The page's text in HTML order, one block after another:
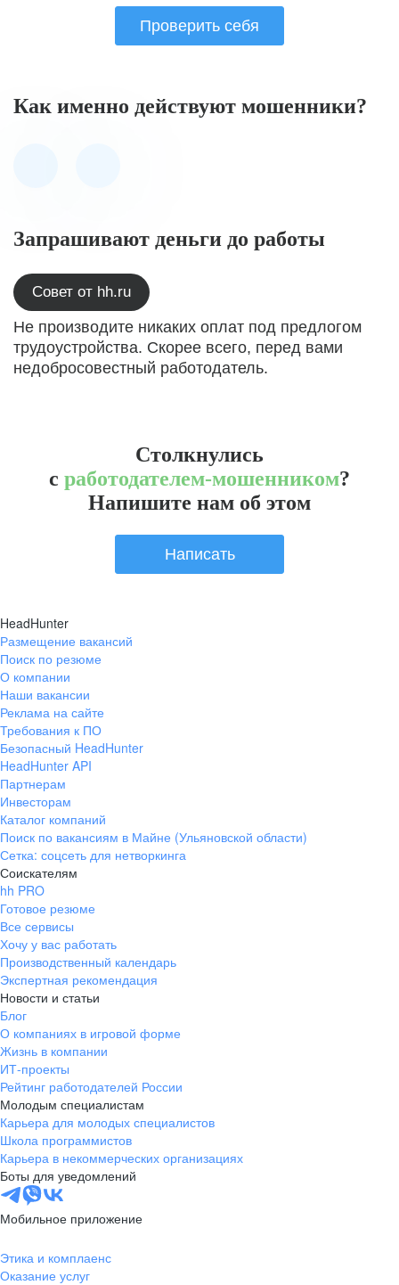
Проверить себя
Как именно действуют мошенники?
Запрашивают деньги до работы
Совет от hh.ru
Не производите никаких оплат под предлогом
трудоустройства. Скорее всего, перед вами
недобросовестный работодатель.
Столкнулись
с работодателем-мошенником?
Напишите нам об этом
Написать
HeadHunter
Размещение вакансий
Поиск по резюме
О компании
Наши вакансии
Реклама на сайте
Требования к ПО
Безопасный HeadHunter
HeadHunter API
Партнерам
Инвесторам
Каталог компаний
Поиск по вакансиям в Майне (Ульяновской области)
Сетка: соцсеть для нетворкинга
Соискателям
hh PRO
Готовое резюме
Все сервисы
Хочу у вас работать
Производственный календарь
Экспертная рекомендация
Новости и статьи
Блог
О компаниях в игровой форме
Жизнь в компании
ИТ-проекты
Рейтинг работодателей России
Молодым специалистам
Карьера для молодых специалистов
Школа программистов
Карьера в некоммерческих организациях
Боты для уведомлений
Мобильное приложение
Этика и комплаенс
Оказание услуг